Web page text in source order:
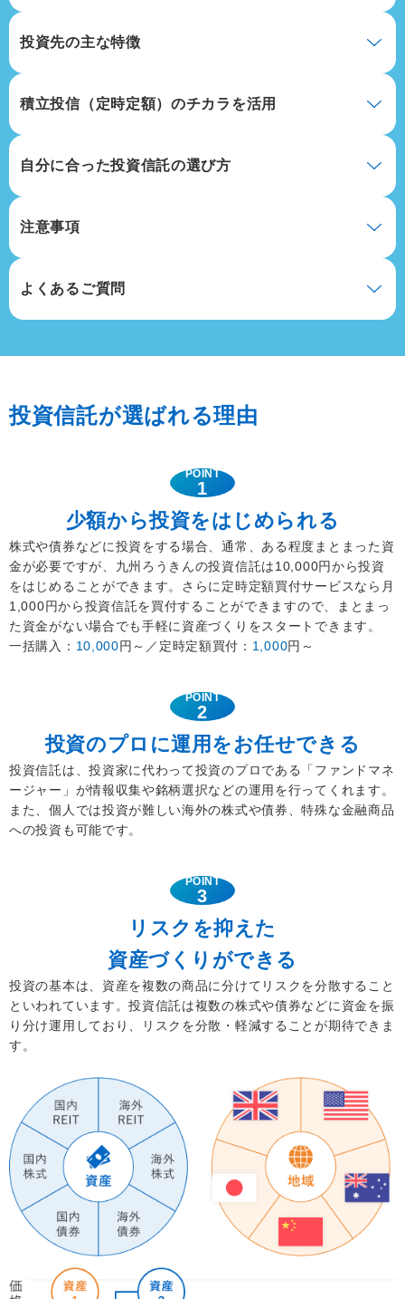
投資先の主な特徴
積立投信（定時定額）のチカラを活用
自分に合った投資信託の選び方
注意事項
よくあるご質問
投資信託が選ばれる理由
POINT
1
少額から投資をはじめられる
株式や債券などに投資をする場合、通常、ある程度まとまった資
金が必要ですが、九州ろうきんの投資信託は10,000円から投資
をはじめることができます。さらに定時定額買付サービスなら月
1,000円から投資信託を買付することができますので、まとまっ
た資金がない場合でも手軽に資産づくりをスタートできます。
一括購入： 10,000円～／定時定額買付： 1,000円～
POINT
2
投資のプロに運用をお任せできる
投資信託は、投資家に代わって投資のプロである「ファンドマネ
ージャー」が情報収集や銘柄選択などの運用を行ってくれます。
また、個人では投資が難しい海外の株式や債券、特殊な金融商品
への投資も可能です。
POINT
3
リスクを抑えた
資産づくりができる
投資の基本は、資産を複数の商品に分けてリスクを分散すること
といわれています。投資信託は複数の株式や債券などに資金を振
り分け運用しており、リスクを分散・軽減することが期待できま
す。